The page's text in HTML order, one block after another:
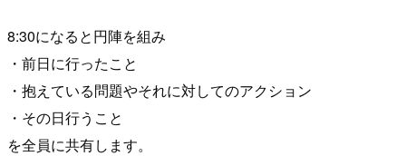
8:30になると円陣を組み
・前日に行ったこと
・抱えている問題やそれに対してのアクション
・その日行うこと
を全員に共有します。